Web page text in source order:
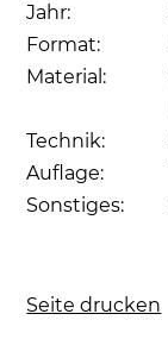
Jahr:
Format:
Material:
Technik:
Auflage:
Sonstiges:
Seite drucken